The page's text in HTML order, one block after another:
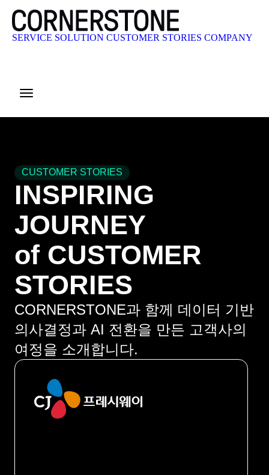
SERVICE SOLUTION CUSTOMER STORIES COMPANY
CUSTOMER STORIES
INSPIRING
JOURNEY
of CUSTOMER
STORIES
CORNERSTONE과 함께 데이터 기반
의사결정과 AI 전환을 만든 고객사의
여정을 소개합니다.